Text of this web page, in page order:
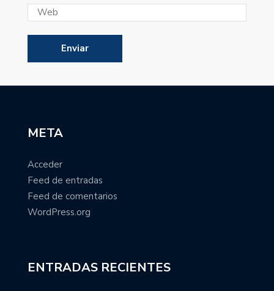
META
Acceder
Feed de entradas
Feed de comentarios
WordPress.org
ENTRADAS RECIENTES